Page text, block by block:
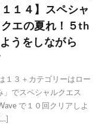
１４】スペシャ
エの夏れ！５th
うをしながら
１３＋カテゴリーはロー
」でスペシャルクエス
で１０回クリアしよ